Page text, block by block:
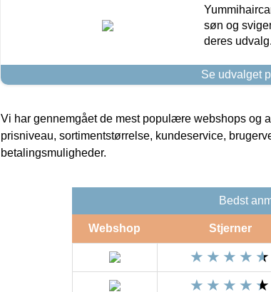
søn og
deres udvalg.
Se udvalget
Vi har gennemgået de mest populære webshops og
prisniveau, sortimentstørrelse, kundeservice,
betalingsmuligheder.
Bedst
Webshop Stjerner